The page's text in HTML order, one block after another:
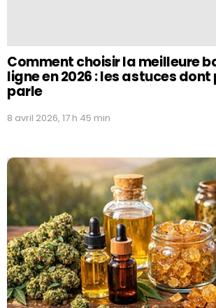
Comment choisir la meilleure
ligne en 2026 : les astuces dont
parle
8 avril 2026, 17 h 45 min